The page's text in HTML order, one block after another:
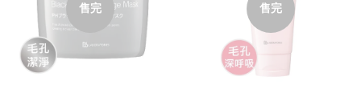
售完 售完